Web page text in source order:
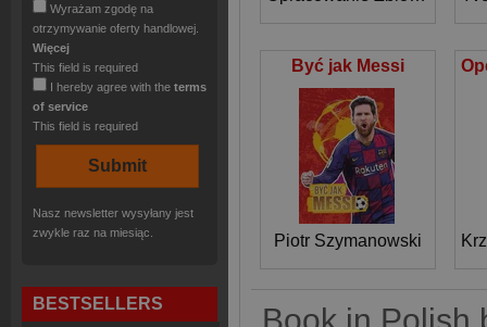
Wyrażam zgodę na
otrzymywanie oferty handlowej.
Więcej
This field is required
I hereby agree with the terms
of service
This field is required
Nasz newsletter wysyłany jest
zwykle raz na miesiąc.
BESTSELLERS
Być jak Messi
Piotr Szymanowski